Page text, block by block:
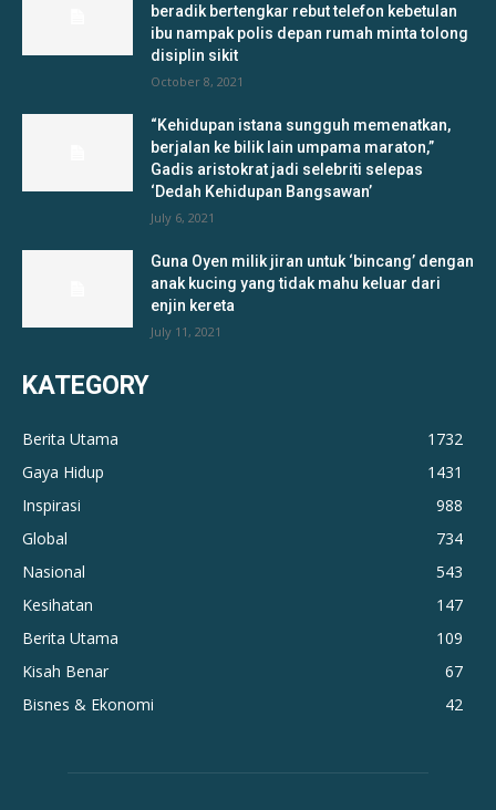
beradik bertengkar rebut telefon kebetulan
ibu nampak polis depan rumah minta tolong
disiplin sikit
October 8, 2021
“Kehidupan istana sungguh memenatkan,
berjalan ke bilik lain umpama maraton,”
Gadis aristokrat jadi selebriti selepas
‘Dedah Kehidupan Bangsawan’
July 6, 2021
Guna Oyen milik jiran untuk ‘bincang’ dengan
anak kucing yang tidak mahu keluar dari
enjin kereta
July 11, 2021
KATEGORY
Berita Utama
1732
Gaya Hidup
1431
Inspirasi
988
Global
734
Nasional
543
Kesihatan
147
Berita Utama
109
Kisah Benar
67
Bisnes & Ekonomi
42